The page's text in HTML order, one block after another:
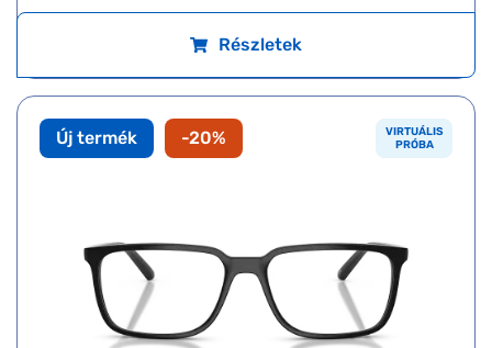
Részletek
Új termék -20%
VIRTUÁLIS
PRÓBA